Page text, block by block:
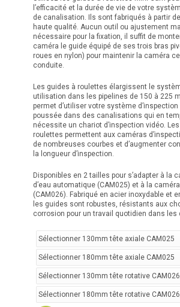
l’efficacité et la durée de vie de votre
de canalisation. Ils sont fabriqués à partir
haute qualité. Aucun outil ou ajustement
nécessaire pour la fixation, il suffit de
caméra le guide équipé de ses trois bras
roues en nylon) pour maintenir la caméra
conduite.
Les guides à roulettes élargissent le
utilisation dans les pipelines de 150 à 225
permet d’utiliser votre système
poussée dans des canalisations qui en
nécessite un chariot d’inspection vidéo.
roulettes permettent aux caméras
de nombreuses courbes et d’augmenter
la longueur d’inspection.
Disponibles en 2 tailles pour s’adapter à la
d’eau automatique (CAM025) et à la
(CAM026). Fabriqué en acier inoxydable et
les guides sont robustes, résistants aux
corrosion pour un travail quotidien dans les